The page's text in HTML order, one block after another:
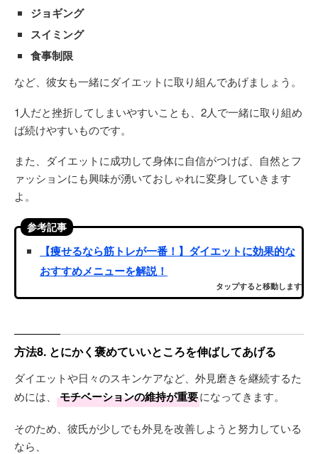
ジョギング
スイミング
食事制限
など、彼女も一緒にダイエットに取り組んであげましょう。
1人だと挫折してしまいやすいことも、2人で一緒に取り組め
ば続けやすいものです。
また、ダイエットに成功して身体に自信がつけば、自然とフ
ァッションにも興味が湧いておしゃれに変身していきます
よ。
参考記事
【痩せるなら筋トレが一番！】ダイエットに効果的な
おすすめメニューを解説！
タップすると移動します
方法8. とにかく褒めていいところを伸ばしてあげる
ダイエットや日々のスキンケアなど、外見磨きを継続するた
めには、
モチベーションの維持が重要になってきます。
そのため、彼氏が少しでも外見を改善しようと努力している
なら、